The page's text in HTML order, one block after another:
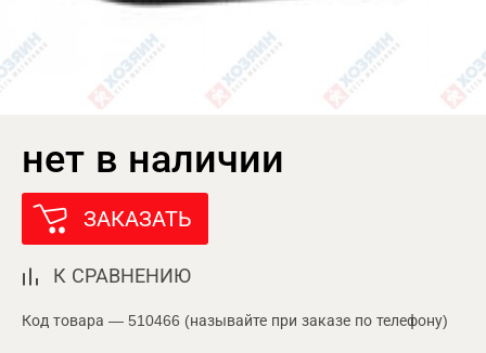
нет в наличии
ЗАКАЗАТЬ
К СРАВНЕНИЮ
Код товара — 510466 (называйте при заказе по телефону)